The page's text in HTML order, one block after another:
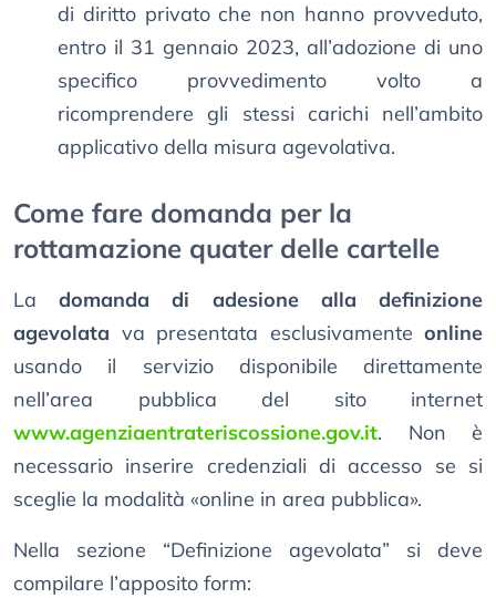
di diritto privato che non hanno provveduto,
entro il 31 gennaio 2023, all’adozione di uno
specifico provvedimento volto a
ricomprendere gli stessi carichi nell’ambito
applicativo della misura agevolativa.
Come fare domanda per la
rottamazione quater delle cartelle
Ladomanda di adesione alla definizione
agevolata va presentata esclusivamente online
usando il servizio disponibile direttamente
nell’area pubblica del sito internet
www.agenziaentrateriscossione.gov.it. Non è
necessario inserire credenziali di accesso se si
sceglie la modalità «online in area pubblica».
Nella sezione “Definizione agevolata” si deve
compilare l’apposito form: